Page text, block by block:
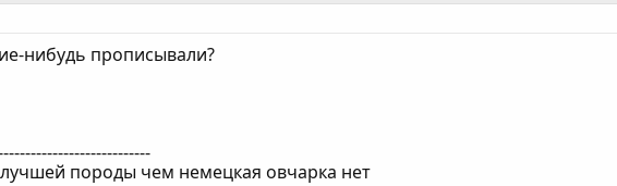
нибудь прописывали?
породы чем немецкая овчарка нет